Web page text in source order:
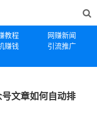
教程
网赚新闻
赚钱
引流推广
文章如何自动排